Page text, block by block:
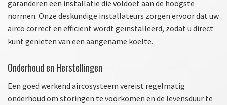
garanderen een installatie die voldoet aan de hoogste
normen. Onze deskundige installateurs zorgen ervoor dat uw
airco correct en efficiënt wordt geïnstalleerd, zodat u direct
kunt genieten van een aangename koelte.
Onderhoud en Herstellingen
Een goed werkend aircosysteem vereist regelmatig
onderhoud om storingen te voorkomen en de levensduur te